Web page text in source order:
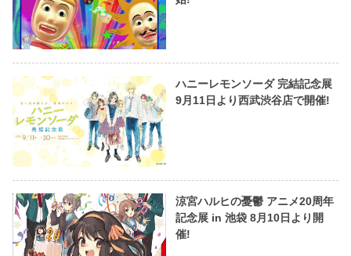
ハニーレモンソーダ 完結記念展
9月11日より西武渋谷店で開催!
涼宮ハルヒの憂鬱 アニメ20周年
記念展 in 池袋 8月10日より開
催!